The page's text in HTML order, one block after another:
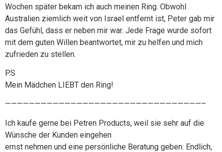
Wochen später bekam ich auch meinen Ring. Obwohl
Australien ziemlich weit von Israel entfernt ist, Peter gab mir
das Gefühl, dass er neben mir war. Jede Frage wurde sofort
mit dem guten Willen beantwortet, mir zu helfen und mich
zufrieden zu stellen.
P.S
Mein Mädchen LIEBT den Ring!
—————————————————————————————————–
Ich kaufe gerne bei Petren Products, weil sie sehr auf die
Wünsche der Kunden eingehen
ernst nehmen und eine persönliche Beratung geben. Endlich,